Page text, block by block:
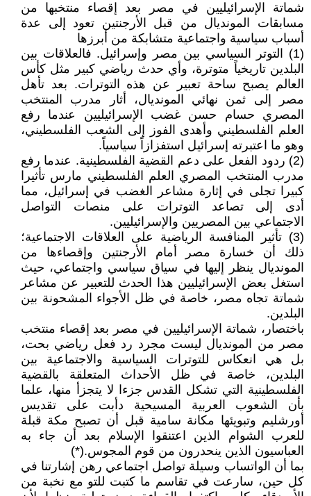
شماتة الإسرائيليين في مصر بعد إقصاء منتخبها من
مسابقات المونديال من قبل الأرجنتين تعود إلى عدة
أسباب سياسية واجتماعية متشابكة من أبرزها
(1) التوتر السياسي بين مصر وإسرائيل. فالعلاقات بين
البلدين تاريخياً متوترة، وأي حدث رياضي كبير مثل كأس
العالم يصبح ساحة تعبير عن هذه التوترات. بعد تأهل
مصر إلى ثمن نهائي المونديال، أثار مدرب المنتخب
المصري حسام حسن غضب الإسرائيليين عندما رفع
العلم الفلسطيني وأهدى الفوز إلى الشعب الفلسطيني،
وهو ما اعتبرته إسرائيل استفزازاً سياسياً.
(2) ردود الفعل على دعم القضية الفلسطينية. عندما رفع
مدرب المنتخب المصري العلم الفلسطيني مارس تأثيرا
كبيرا تجلى في إثارة مشاعر الغضب في إسرائيل، مما
أدى إلى تصاعد التوترات على منصات التواصل
الاجتماعي بين المصريين والإسرائيليين.
(3) تأثير المنافسة الرياضية على العلاقات الاجتماعية؛
ذلك أن خسارة مصر أمام الأرجنتين وإقصاءها من
المونديال ينظر إليها في سياق سياسي واجتماعي، حيث
استغل بعض الإسرائيليين هذا الحدث للتعبير عن مشاعر
شماتة تجاه مصر، خاصة في ظل الأجواء المشحونة بين
البلدين.
باختصار، شماتة الإسرائيليين في مصر بعد إقصاء منتخب
مصر من المونديال ليست مجرد رد فعل رياضي بحت،
بل هي انعكاس للتوترات السياسية والاجتماعية بين
البلدين، خاصة في ظل الأحداث المتعلقة بالقضية
الفلسطينية التي تشكل القدس جزءا لا يتجزأ منها، علما
بأن الشعوب العربية المسيحية دأبت على تقديس
أورشليم وتبويئها مكانة سامية قبل أن تصبح مكة قبلة
للعرب الشوام الذين اعتنقوا الإسلام بعد أن جاء به
العباسيون الذين ينحدرون من قوم المجوس.(*)
بما أن الواتساب وسيلة تواصل اجتماعي رهن إشارتنا في
كل حين، سارعت في تقاسم ما كتبت للتو مع نخبة من